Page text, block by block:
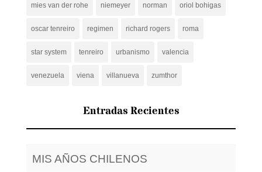
mies van der rohe niemeyer norman oriol bohigas
oscar tenreiro regimen richard rogers roma
star system tenreiro urbanismo valencia
venezuela viena villanueva zumthor
Entradas Recientes
MIS AÑOS CHILENOS